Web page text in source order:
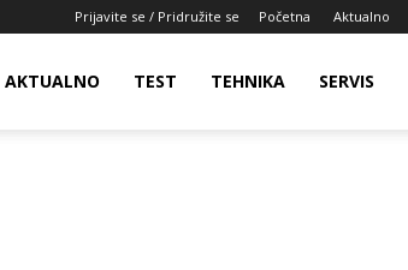
Prijavite se / Pridružite se Početna Aktualno
AKTUALNO TEST TEHNIKA SERVIS